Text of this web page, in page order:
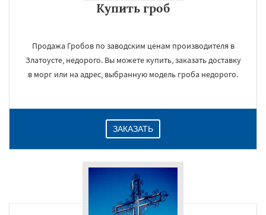
Купить гроб
Продажа Гробов по заводским ценам производителя в
Златоусте, недорого. Вы можете купить, заказать доставку
в морг или на адрес, выбранную модель гроба недорого.
ЗАКАЗАТЬ